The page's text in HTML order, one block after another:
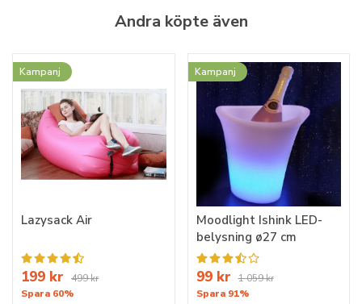
Andra köpte även
Kampanj
Lazysack Air
199 kr
499 kr
Spara 60%
Kampanj
Moodlight Ishink LED-
belysning ø27 cm
99 kr 1 059 kr
Spara 91%